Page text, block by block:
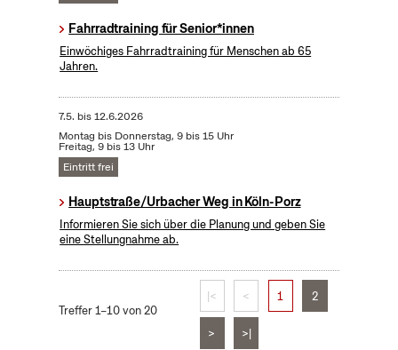
Fahrradtraining für Senior*innen
Einwöchiges Fahrradtraining für Menschen ab 65
Jahren.
7.5. bis12.6.2026
Montag bis Donnerstag, 9 bis 15 Uhr
Freitag, 9 bis 13 Uhr
Eintritt frei
Hauptstraße/Urbacher Weg in Köln-Porz
Informieren Sie sich über die Planung und geben Sie
eine Stellungnahme ab.
Treffer 1–10 von 20
|< < 1 2
> >|